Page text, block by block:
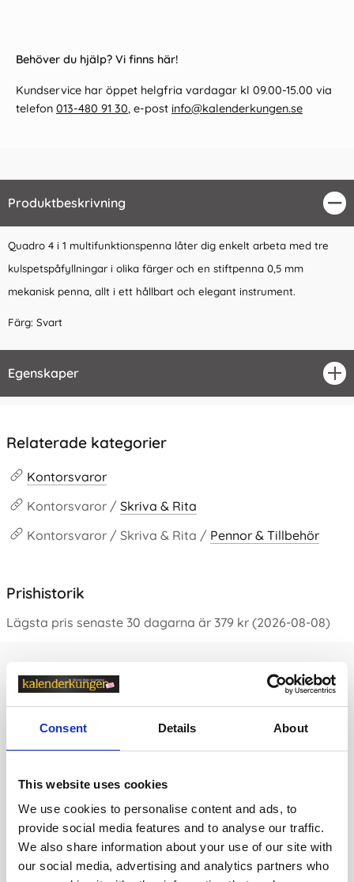
Consent Details About
This website uses cookies
We use cookies to personalise content and ads, to
provide social media features and to analyse our traffic.
We also share information about your use of our site with
our social media, advertising and analytics partners who
Behöver du hjälp? Vi finns här!
Kundservice har öppet helgfria vardagar kl 09.00-15.00 via
telefon 013-480 91 30, e-post info@kalenderkungen.se
Produktbeskrivning
Quadro 4 i 1 multifunktionspenna låter dig enkelt arbeta med tre
kulspetspåfyllningar i olika färger och en stiftpenna 0,5 mm
mekanisk penna, allt i ett hållbart och elegant instrument.
Färg: Svart
Egenskaper
Relaterade kategorier
Kontorsvaror
Kontorsvaror / Skriva & Rita
Kontorsvaror / Skriva & Rita / Pennor & Tillbehör
Prishistorik
Lägsta pris senaste 30 dagarna är 379 kr (2026-08-08)
Andra tittade även på